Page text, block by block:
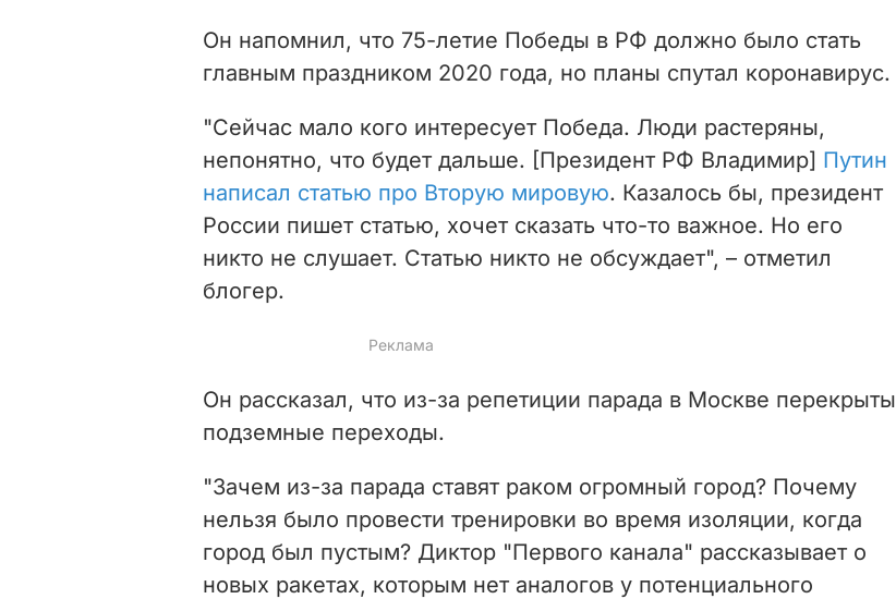
Он напомнил, что 75-летие Победы в РФ должно было стать
главным праздником 2020 года, но планы спутал коронавирус.
"Сейчас мало кого интересует Победа. Люди растеряны,
непонятно, что будет дальше. [Президент РФ Владимир] Путин
написал статью про Вторую мировую. Казалось бы, президент
России пишет статью, хочет сказать что-то важное. Но его
никто не слушает. Статью никто не обсуждает", – отметил
блогер.
Он рассказал, что из-за репетиции парада в Москве перекрыты
подземные переходы.
"Зачем из-за парада ставят раком огромный город? Почему
нельзя было провести тренировки во время изоляции, когда
город был пустым? Диктор "Первого канала" рассказывает о
новых ракетах, которым нет аналогов у потенциального